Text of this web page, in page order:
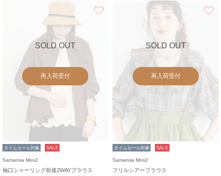
SOLD OUT
再入荷受付
タイムセール対象 SALE
Samansa Mos2
袖口シャーリング前後2WAYブラウス
SOLD OUT
再入荷受付
タイムセール対象 SALE
Samansa Mos2
フリルシアーブラウス